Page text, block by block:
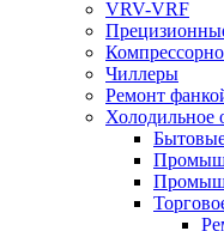
VRV-VRF
Чиллеры
Ремонт
Холодильное